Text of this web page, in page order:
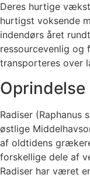
Deres hurtige
hurtigst voksende
indendørs året
ressourcevenlig og
transporteres over
Oprindelse
Radiser (Raphanus
østlige
af oldtidens
forskellige dele af
Radiser har været